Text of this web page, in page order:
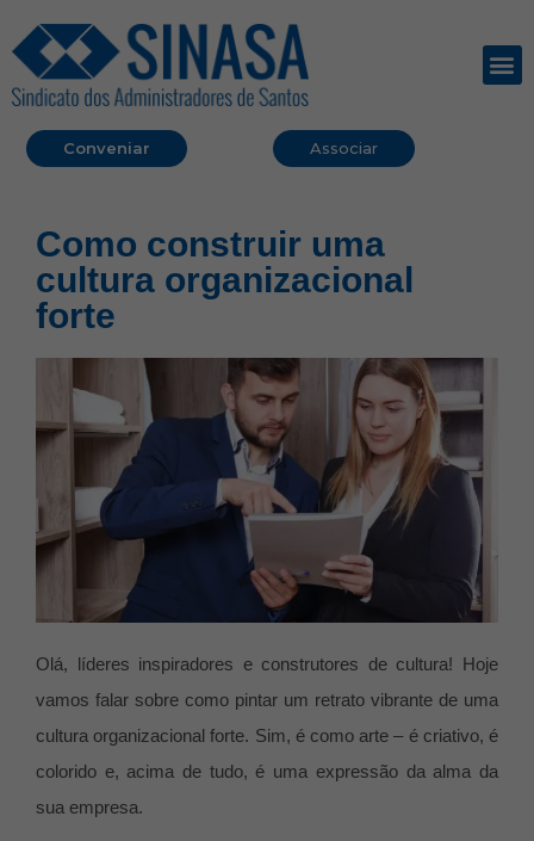
Conveniar Associar
Como construir uma
cultura organizacional
forte
Olá, líderes inspiradores e construtores de cultura! Hoje
vamos falar sobre como pintar um retrato vibrante de uma
cultura organizacional forte. Sim, é como arte – é criativo, é
colorido e, acima de tudo, é uma expressão da alma da
sua empresa.